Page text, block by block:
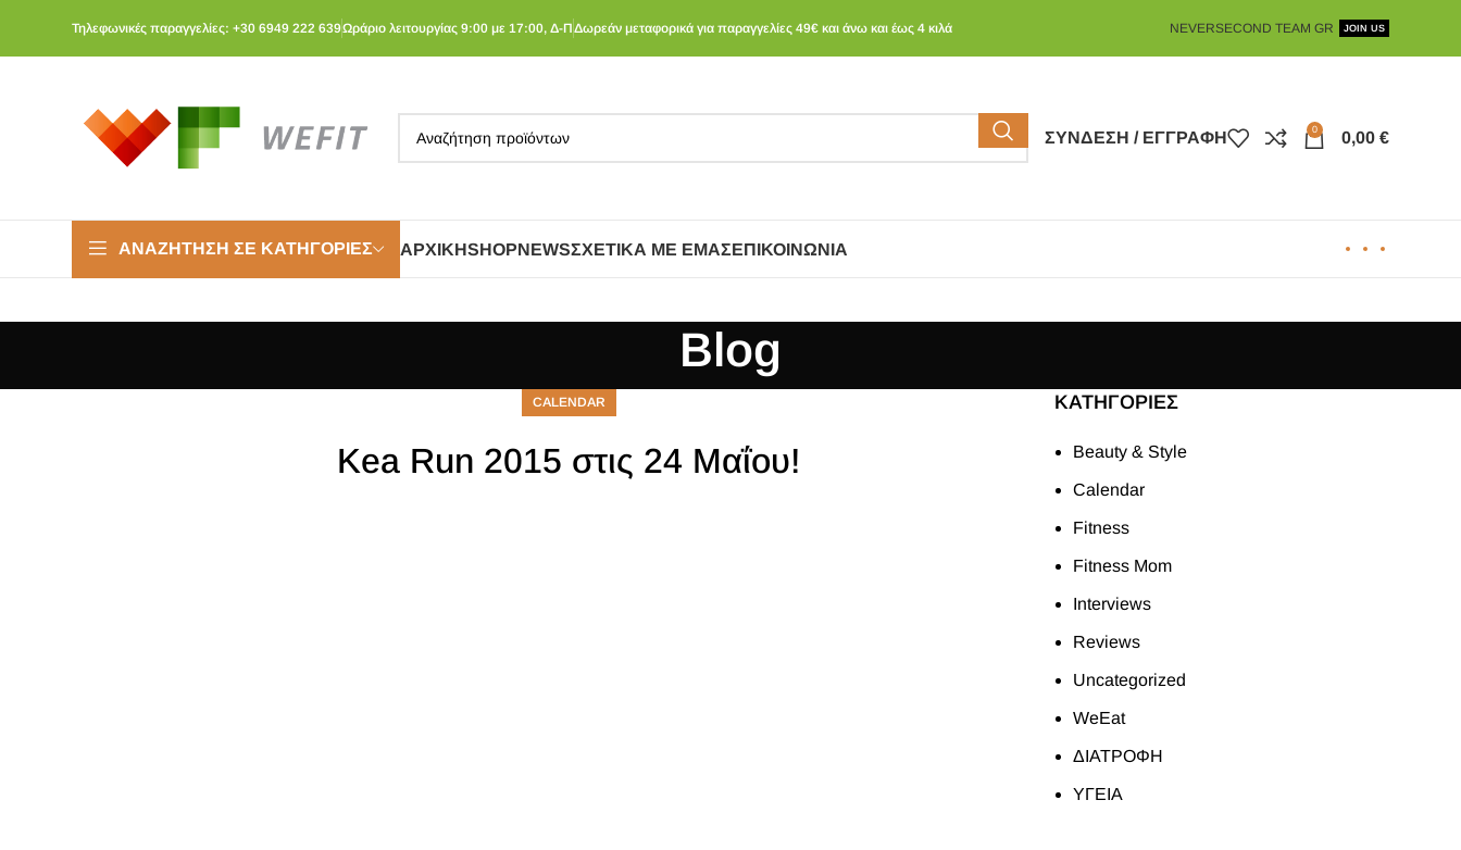
Τηλεφωνικές παραγγελίες: +30 6949 222 639Ωράριο λειτουργίας 9:00 με 17:00, Δ-ΠΔωρεάν μεταφορικά για παραγγελίες 49€ και άνω και έως 4 κιλά NEVERSECOND TEAM GR JOIN US
ΣΎΝΔΕΣΗ / ΕΓΓΡΑΦΉ 0 0,00 €
ΑΝΑΖΉΤΗΣΗ ΣΕ ΚΑΤΗΓΟΡΊΕΣ ΑΡΧΙΚΉSHOPNEWSΣΧΕΤΙΚΆ ΜΕ ΕΜΆΣΕΠΙΚΟΙΝΩΝΊΑ
Blog
CALENDAR
Kea Run 2015 στις 24 Μαΐου!
KΑΤΗΓΟΡΊΕΣ
Beauty & Style
Calendar
Fitness
Fitness Mom
Interviews
Reviews
Uncategorized
WeEat
ΔΙΑΤΡΟΦΗ
ΥΓΕΙΑ